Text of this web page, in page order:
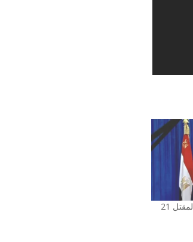
بيان السيسي :توعد بالقصاص لمقتل 21